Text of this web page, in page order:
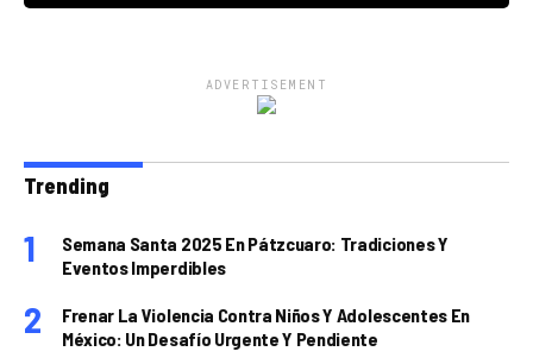
ADVERTISEMENT
Trending
Semana Santa 2025 En Pátzcuaro: Tradiciones Y
Eventos Imperdibles
Frenar La Violencia Contra Niños Y Adolescentes En
México: Un Desafío Urgente Y Pendiente